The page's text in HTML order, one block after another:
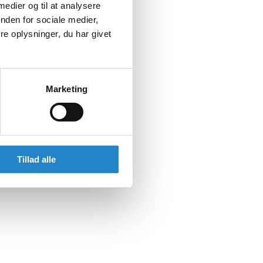
og til at analysere
for sociale medier,
oplysninger, du har givet
Marketing
Tillad alle